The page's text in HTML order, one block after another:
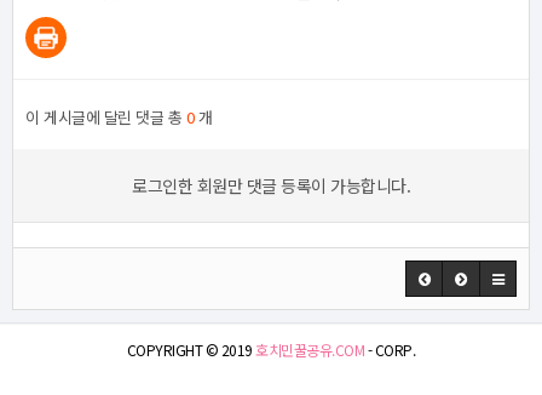
이 게시글에 달린 댓글 총 0개
로그인한 회원만 댓글 등록이 가능합니다.
COPYRIGHT © 2019호치민꿀공유.COM- CORP.